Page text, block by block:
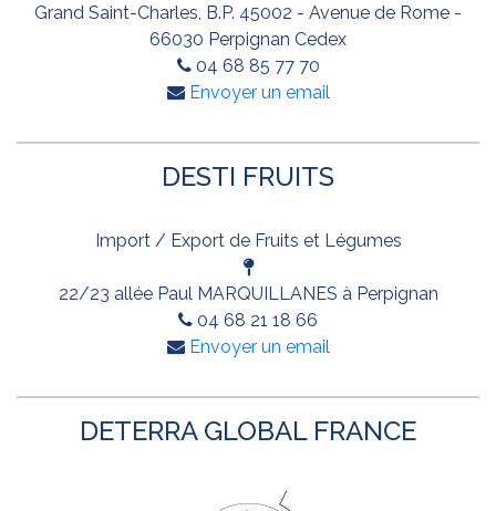
Grand Saint-Charles, B.P. 45002 - Avenue de Rome -
66030 Perpignan Cedex
04 68 85 77 70
Envoyer un email
DESTI FRUITS
Import / Export de Fruits et Légumes
22/23 allée Paul MARQUILLANES à Perpignan
04 68 21 18 66
Envoyer un email
DETERRA GLOBAL FRANCE